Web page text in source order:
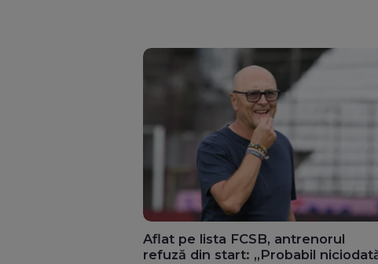
Aflat pe lista FCSB, antrenorul
refuză din start: „Probabil